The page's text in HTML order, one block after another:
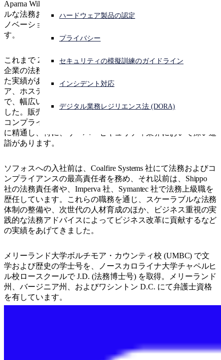
サイバー攻撃を受けている場合、連絡先はこちら
サインイン
Open search
日本語 Open language switcher
ハードウェア製品の認定
プライバシー
セキュリティの模擬訓練のガイドライン
インシデント対応
デジタル業務レジリエンス法 (DORA)
脅威ニュース
採用情報
お問い合わせ
新着情報
Aparna Williams は 2025年 7月にソフォスに入社し、グローバ
ルな法務および規制業務のリーダーとして、弊社の成長、イ
ノベーション、コンプライアンスの優先業務を支えていま
す。
これまで 25年以上にわたり、民間および公営の成長著しい
企業の法務担当者として、これら企業の構築をリードしてき
た実績があり、ソフトウェアをはじめ、SaaS、ハードウェ
ア、ホステッドサービス、プロフェッショナルサービスま
で、幅広い業界で国際的法務部門の規模拡大に貢献してきま
した。販売および収益関連のサポートをはじめ、製品開発、
コンプライアンス、規制関連の戦略、M&A まで幅広い業務
に精通し、特に、サーバーセキュリティ業界において深い造
詣があります。
ソフォスへの入社前は、Coalfire Systems 社にて法務およびコ
ンプライアンスの最高責任者を務め、それ以前は、Shippo
社の法務責任者や、Imperva 社、Symantec 社で法務上級職を
歴任しています。これらの職務を通じ、スケーラブルな法務
体制の整備や、次世代の人材育成のほか、ビジネス重視の実
践的な法務アドバイスによってビジネス改革に貢献するなど
の実績をあげてきました。
メリーランド大学ボルチモア・カウンティ校 (UMBC) で文
学および歴史の学士号を、ノースカロライナ大学チャペルヒ
ル校ロースクールで J.D. (法務博士号) を取得。メリーランド
州、バージニア州、およびワシントン D.C. にて弁護士資格
を有しています。